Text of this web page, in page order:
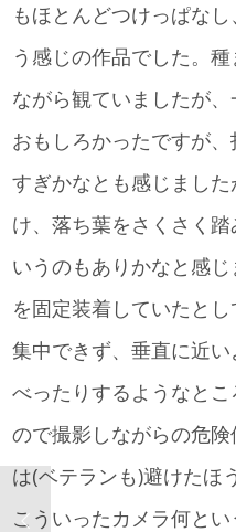
もほとんどつけっぱな
う感じの作品でした。
ながら観ていましたが
おもしろかったですが
すぎかなとも感じまし
け、落ち葉をさくさく
いうのもありかなと感
を固定装着していたと
集中できず、垂直に近
べったりするようなと
ので撮影しながらの危
は(ベテランも)避けたほ
こういったカメラ何と